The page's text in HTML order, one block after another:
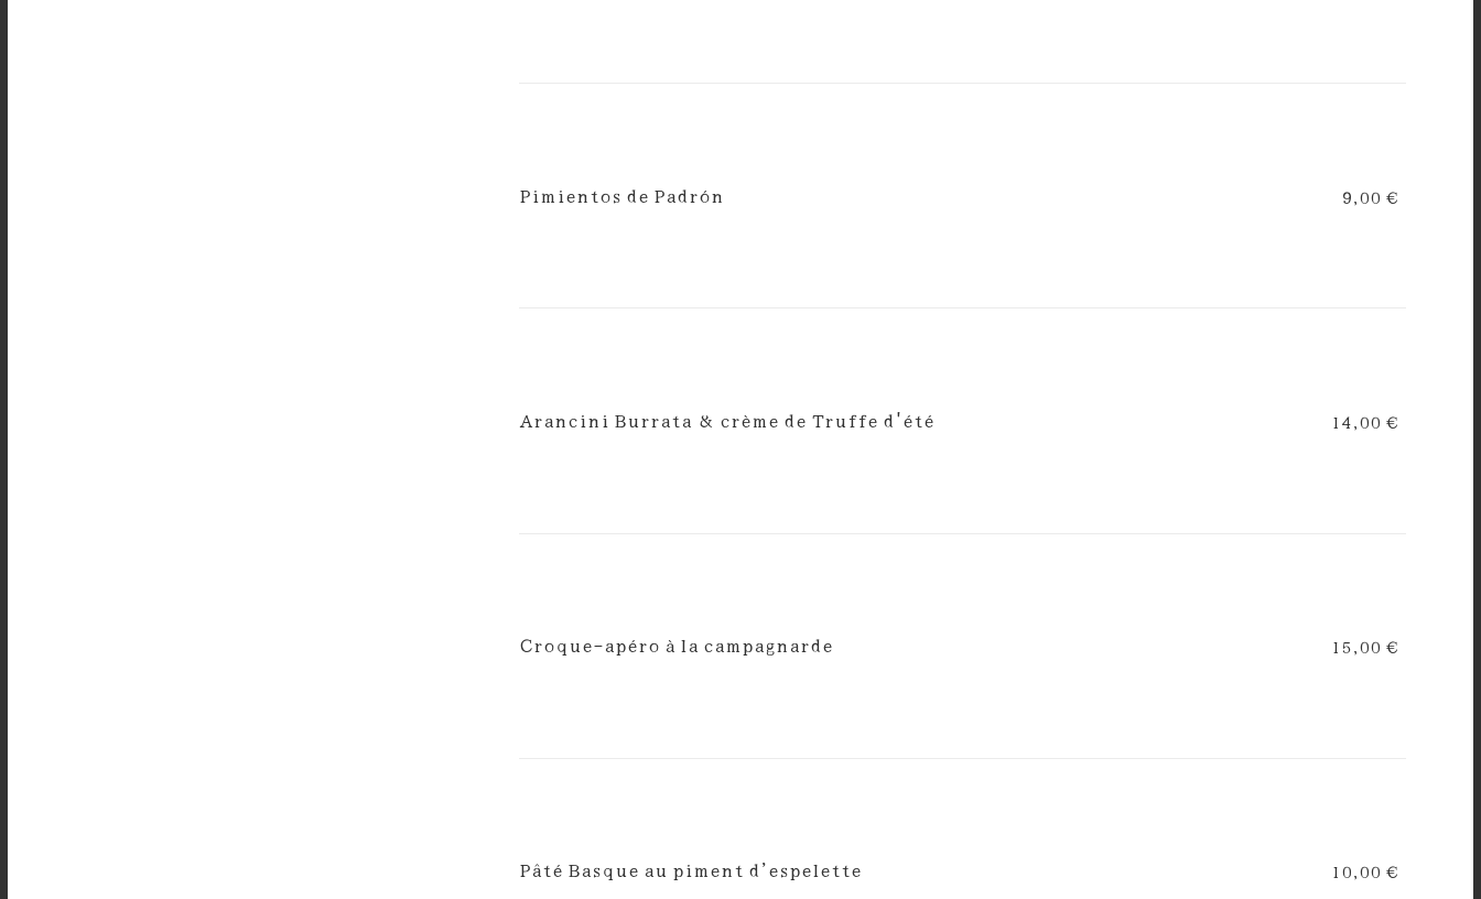
Pimientos de Padrón 9,00 €
Arancini Burrata & crème de Truffe d'été 14,00 €
Croque-apéro à la campagnarde 15,00 €
Pâté Basque au piment d’espelette 10,00 €